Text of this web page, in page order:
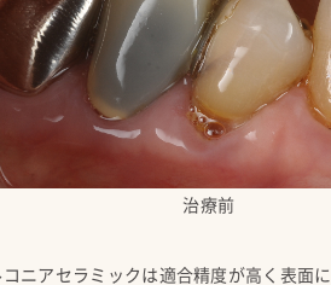
治療前
ニアセラミックは適合精度が高く表面